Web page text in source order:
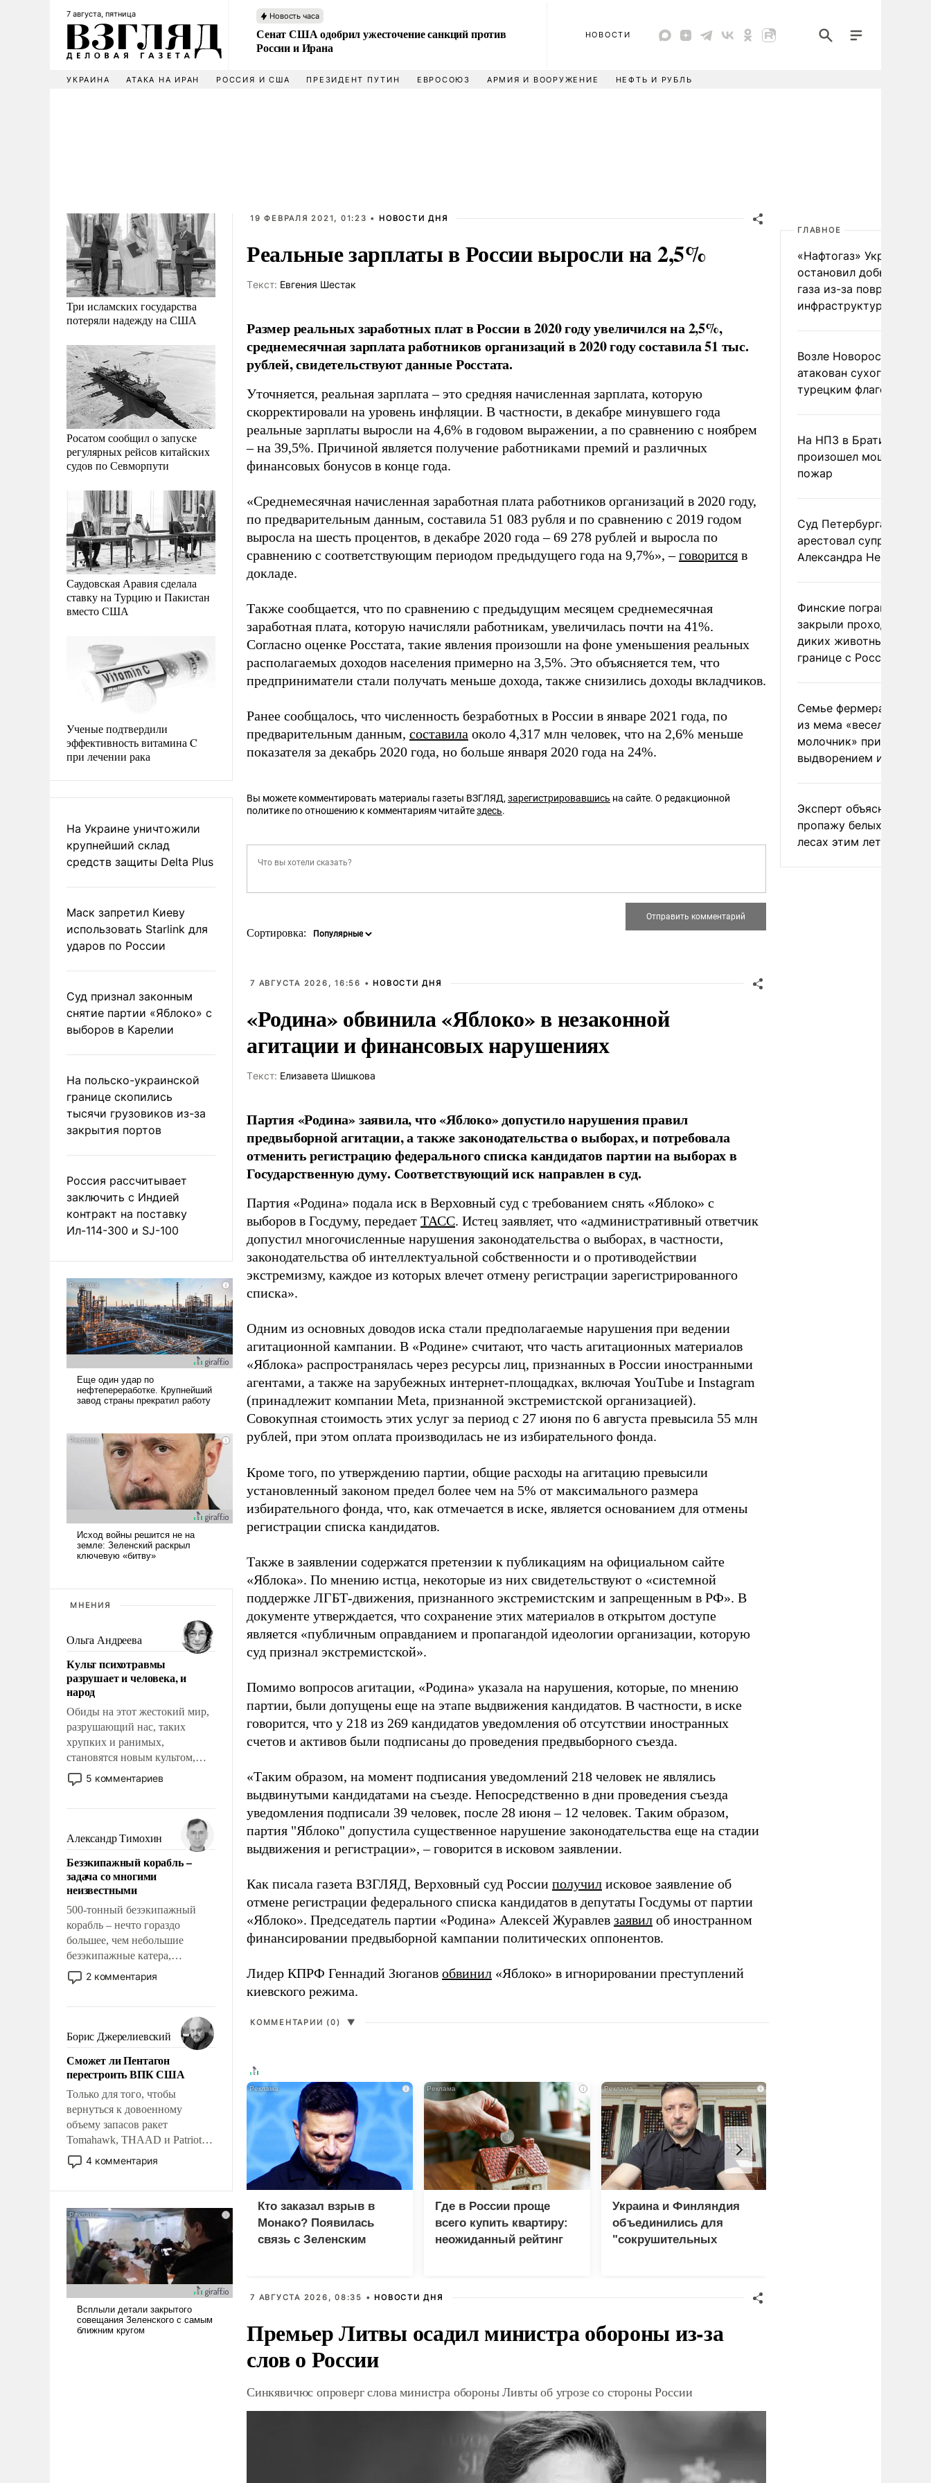
7 августа, пятница Новость часа
Сенат США одобрил ужесточение санкций против
России и Ирана
НОВОСТИ
УКРАИНА АТАКА НА ИРАН РОССИЯ И США ПРЕЗИДЕНТ ПУТИН ЕВРОСОЮЗ АРМИЯ И ВООРУЖЕНИЕ НЕФТЬ И РУБЛЬ
Три исламских государства
потеряли надежду на США
Росатом сообщил о запуске
регулярных рейсов китайских
судов по Севморпути
Саудовская Аравия сделала
ставку на Турцию и Пакистан
вместо США
Ученые подтвердили
эффективность витамина C
при лечении рака
На Украине уничтожили
крупнейший склад
средств защиты Delta Plus
Маск запретил Киеву
использовать Starlink для
ударов по России
Суд признал законным
снятие партии «Яблоко» с
выборов в Карелии
На польско-украинской
границе скопились
тысячи грузовиков из-за
закрытия портов
Россия рассчитывает
заключить с Индией
контракт на поставку
Ил-114-300 и SJ-100
МНЕНИЯ
Ольга Андреева
Культ психотравмы
разрушает и человека, и
народ
Обиды на этот жестокий мир,
разрушающий нас, таких
хрупких и ранимых,
становятся новым культом,
постепенно вытесняя и
отменяя традиционное
мужественным и твердым под
ударами судьбы, брать на себя
ответственность, помогать
слабым, идти вперед и
адаптироваться.
5 комментариев
Александр Тимохин
Безэкипажный корабль –
задача со многими
неизвестными
500-тонный безэкипажный
корабль – нечто гораздо
большее, чем небольшие
безэкипажные катера,
применение которых уже
стало обыденностью. Задача по
сложна и амбициозна. Однако
и ее реализация радикально
поднимет наши боевые
возможности.
2 комментария
Борис Джерелиевский
Сможет ли Пентагон
перестроить ВПК США
Только для того, чтобы
вернуться к довоенному
объему запасов ракет
Tomahawk, THAAD и Patriot
США потребуется более трех
лет. Даже небольшая война с
Сложившаяся ситуация
означает многолетний период
уязвимости США, например,
перед Китаем.
4 комментария
19 ФЕВРАЛЯ 2021, 01:23 • НОВОСТИ ДНЯ
Реальные зарплаты в России выросли на 2,5%
Tекст: Евгения Шестак
Размер реальных заработных плат в России в 2020 году увеличился на 2,5%,
среднемесячная зарплата работников организаций в 2020 году составила 51 тыс.
рублей, свидетельствуют данные Росстата.
Уточняется, реальная зарплата – это средняя начисленная зарплата, которую
скорректировали на уровень инфляции. В частности, в декабре минувшего года
реальные зарплаты выросли на 4,6% в годовом выражении, а по сравнению с ноябрем
– на 39,5%. Причиной является получение работниками премий и различных
финансовых бонусов в конце года.
«Среднемесячная начисленная заработная плата работников организаций в 2020 году,
по предварительным данным, составила 51 083 рубля и по сравнению с 2019 годом
выросла на шесть процентов, в декабре 2020 года – 69 278 рублей и выросла по
сравнению с соответствующим периодом предыдущего года на 9,7%», –говорится в
докладе.
Также сообщается, что по сравнению с предыдущим месяцем среднемесячная
заработная плата, которую начисляли работникам, увеличилась почти на 41%.
Согласно оценке Росстата, такие явления произошли на фоне уменьшения реальных
располагаемых доходов населения примерно на 3,5%. Это объясняется тем, что
предприниматели стали получать меньше дохода, также снизились доходы вкладчиков.
Ранее сообщалось, что численность безработных в России в январе 2021 года, по
предварительным данным, составила около 4,317 млн человек, что на 2,6% меньше
показателя за декабрь 2020 года, но больше января 2020 года на 24%.
Вы можете комментировать материалы газеты ВЗГЛЯД, зарегистрировавшись на сайте. О редакционной
политике по отношению к комментариям читайтездесь.
Сортировка:
7 АВГУСТА 2026, 16:56 • НОВОСТИ ДНЯ
«Родина» обвинила «Яблоко» в незаконной
агитации и финансовых нарушениях
Tекст: Елизавета Шишкова
Партия «Родина» заявила, что «Яблоко» допустило нарушения правил
предвыборной агитации, а также законодательства о выборах, и потребовала
отменить регистрацию федерального списка кандидатов партии на выборах в
Государственную думу. Соответствующий иск направлен в суд.
Партия «Родина» подала иск в Верховный суд с требованием снять «Яблоко» с
выборов в Госдуму, передает ТАСС. Истец заявляет, что «административный ответчик
допустил многочисленные нарушения законодательства о выборах, в частности,
законодательства об интеллектуальной собственности и о противодействии
экстремизму, каждое из которых влечет отмену регистрации зарегистрированного
списка».
Одним из основных доводов иска стали предполагаемые нарушения при ведении
агитационной кампании. В «Родине» считают, что часть агитационных материалов
«Яблока» распространялась через ресурсы лиц, признанных в России иностранными
агентами, а также на зарубежных интернет-площадках, включая YouTube и Instagram
(принадлежит компании Meta, признанной экстремистской организацией).
Совокупная стоимость этих услуг за период с 27 июня по 6 августа превысила 55 млн
рублей, при этом оплата производилась не из избирательного фонда.
Кроме того, по утверждению партии, общие расходы на агитацию превысили
установленный законом предел более чем на 5% от максимального размера
избирательного фонда, что, как отмечается в иске, является основанием для отмены
регистрации списка кандидатов.
Также в заявлении содержатся претензии к публикациям на официальном сайте
«Яблока». По мнению истца, некоторые из них свидетельствуют о «системной
поддержке ЛГБТ-движения, признанного экстремистским и запрещенным в РФ». В
документе утверждается, что сохранение этих материалов в открытом доступе
является «публичным оправданием и пропагандой идеологии организации, которую
суд признал экстремистской».
Помимо вопросов агитации, «Родина» указала на нарушения, которые, по мнению
партии, были допущены еще на этапе выдвижения кандидатов. В частности, в иске
говорится, что у 218 из 269 кандидатов уведомления об отсутствии иностранных
счетов и активов были подписаны до проведения предвыборного съезда.
«Таким образом, на момент подписания уведомлений 218 человек не являлись
выдвинутыми кандидатами на съезде. Непосредственно в дни проведения съезда
уведомления подписали 39 человек, после 28 июня – 12 человек. Таким образом,
партия "Яблоко" допустила существенное нарушение законодательства еще на стадии
выдвижения и регистрации», – говорится в исковом заявлении.
Как писала газета ВЗГЛЯД, Верховный суд России получил исковое заявление об
отмене регистрации федерального списка кандидатов в депутаты Госдумы от партии
«Яблоко». Председатель партии «Родина» Алексей Журавлев заявил об иностранном
финансировании предвыборной кампании политических оппонентов.
Лидер КПРФ Геннадий Зюганов обвинил «Яблоко» в игнорировании преступлений
киевского режима.
КОММЕНТАРИИ (0) ▼
i
Кто заказал взрыв в
Монако? Появилась
связь с Зеленским
i
Где в России проще
всего купить квартиру:
неожиданный рейтинг
i
Украина и Финляндия
объединились для
"сокрушительных
7 АВГУСТА 2026, 08:35 • НОВОСТИ ДНЯ
Премьер Литвы осадил министра обороны из-за
слов о России
Синкявичюс опроверг слова министра обороны Ливты об угрозе со стороны России
ГЛАВНОЕ
«Нафтогаз» Украины
остановил добычу
газа из-за повреждения
инфраструктуры
Возле Новороссийска
атакован сухогруз под
турецким флагом
На НПЗ в Братиславе
произошел мощный
пожар
Суд Петербурга заочно
арестовал супругу
Александра Невзорова
Финские пограничники
закрыли проходы для
диких животных на
границе с Россией
Семье фермера
из мема «веселый
молочник» пригрозили
выдворением из
Эксперт объяснил
пропажу белых грибов
лесах этим летом